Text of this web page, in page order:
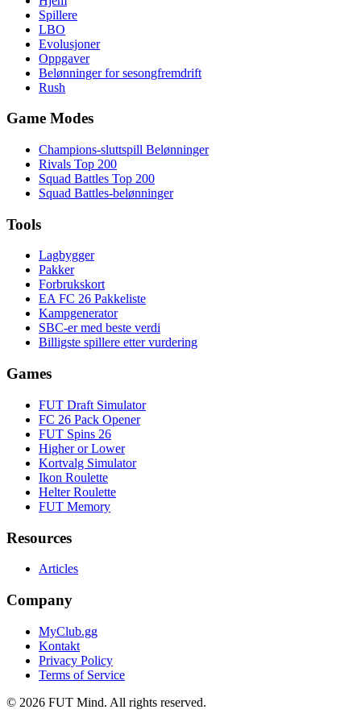
Spillere
LBO
Evolusjoner
Oppgaver
Belønninger for sesongfremdrift
Rush
Game Modes
Champions-sluttspill Belønninger
Rivals Top 200
Squad Battles Top 200
Squad Battles-belønninger
Tools
Lagbygger
Pakker
Forbrukskort
EA FC 26 Pakkeliste
Kampgenerator
SBC-er med beste verdi
Billigste spillere etter vurdering
Games
FUT Draft Simulator
FC 26 Pack Opener
FUT Spins 26
Higher or Lower
Kortvalg Simulator
Ikon Roulette
Helter Roulette
FUT Memory
Resources
Articles
Company
MyClub.gg
Kontakt
Privacy Policy
Terms of Service
© 2026 FUT Mind. All rights reserved.